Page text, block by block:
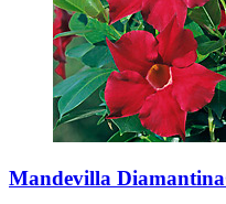
Mandevilla